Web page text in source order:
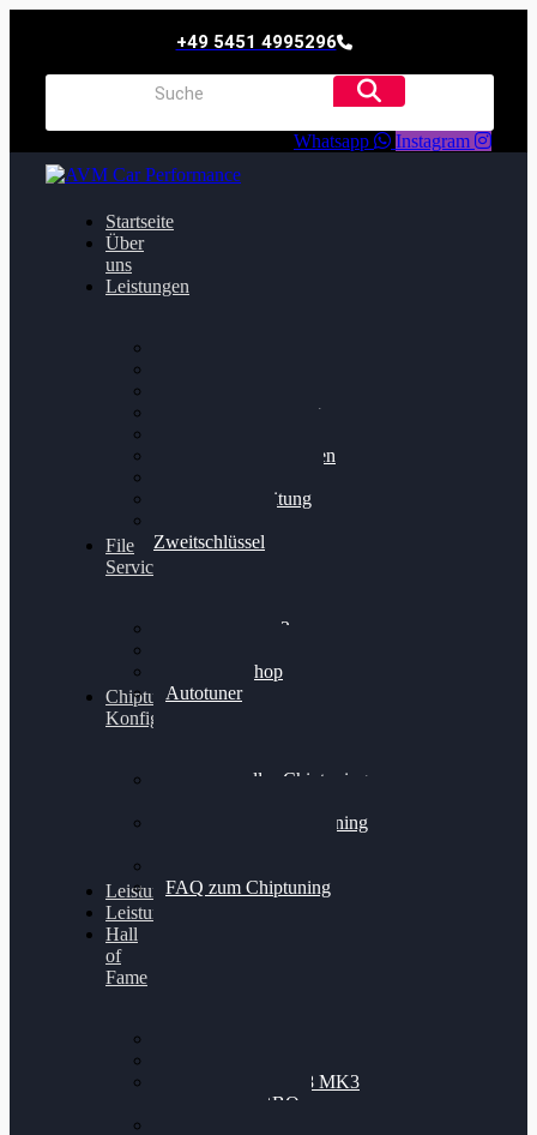
+49 5451 4995296
Whatsapp Instagram
Startseite
Über
uns
Leistungen
Getriebeoptimierung
Bremsscheiben planen
Felgenaufbereitung
Zweitschlüssel
File
Service
Alientech Kess3
Alientech Shop
Autotuner
Chiptuning
Konfigurator
Professionelles Chiptuning
Professionelles Chiptuning
FAQ zum Chiptuning
Leistungsmessung
Leistungsprüfstand
Hall
of
Fame
Nissan GT-R35 3.8 MK3
V6 TWINTURBO